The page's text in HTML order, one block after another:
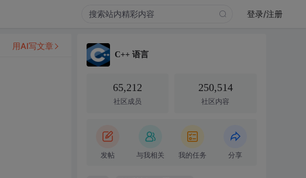
登录/注册
用AI写文章
C++ 语言
65,212
社区成员
250,514
社区内容
发帖 与我相关 我的任务 分享